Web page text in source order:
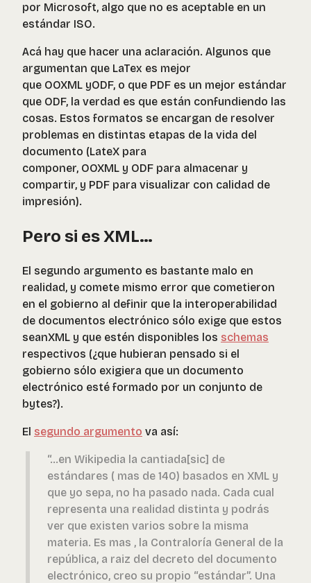
por Microsoft, algo que no es aceptable en un
estándar ISO.
Acá hay que hacer una aclaración. Algunos que
argumentan que LaTex es mejor
que OOXML yODF, o que PDF es un mejor estándar
que ODF, la verdad es que están confundiendo las
cosas. Estos formatos se encargan de resolver
problemas en distintas etapas de la vida del
documento (LateX para
componer, OOXML y ODF para almacenar y
compartir, y PDF para visualizar con calidad de
impresión).
Pero si es XML…
El segundo argumento es bastante malo en
realidad, y comete mismo error que cometieron
en el gobierno al definir que la interoperabilidad
de documentos electrónico sólo exige que estos
seanXML y que estén disponibles los schemas
respectivos (¿que hubieran pensado si el
gobierno sólo exigiera que un documento
electrónico esté formado por un conjunto de
bytes?).
El segundo argumento va así:
“…en Wikipedia la cantiada[sic] de
estándares ( mas de 140) basados en XML y
que yo sepa, no ha pasado nada. Cada cual
representa una realidad distinta y podrás
ver que existen varios sobre la misma
materia. Es mas , la Contraloría General de la
república, a raiz del decreto del documento
electrónico, creo su propio “estándar”. Una